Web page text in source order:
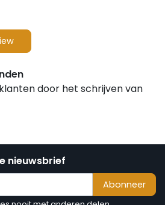
door het schrijven van
nieuwsbrief
Abonneer